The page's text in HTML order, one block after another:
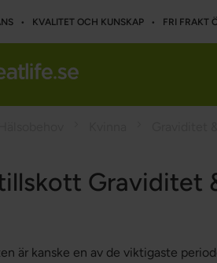
• KVALITET OCH KUNSKAP • FRI FRAKT
Graviditet
är kanske en av de viktigaste